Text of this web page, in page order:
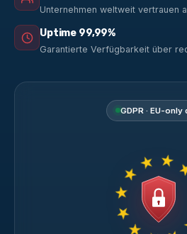
Unternehmen weltweit vertrauen
Uptime 99,99%
Garantierte Verfügbarkeit über
GDPR · EU-only